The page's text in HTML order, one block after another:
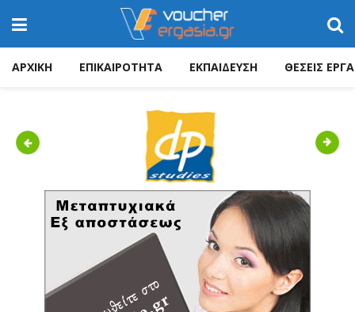
ΑΡΧΙΚΗ ΕΠΙΚΑΙΡΟΤΗΤΑ ΕΚΠΑΙΔΕΥΣΗ ΘΕΣΕΙΣ
Previous Next